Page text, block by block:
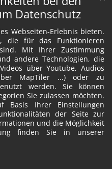
Datenschutz
Webseiten-Erlebnis bieten.
die für das Funktionieren
Mit Ihrer Zustimmung
andere Technologien, die
über Youtube, Audios
MapTiler ...) oder zu
werden. Sie können
Sie zulassen möchten.
Basis Ihrer Einstellungen
der Seite zur
und die Möglichkeit
finden Sie in unserer